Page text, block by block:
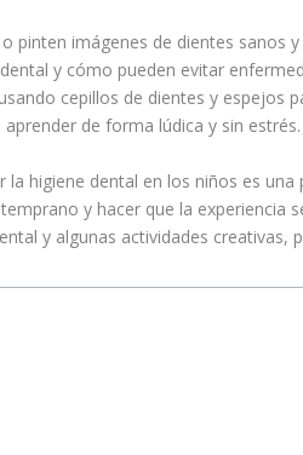
pinten imágenes de dientes sanos
y cómo pueden evitar
cepillos de dientes y espejos
de forma lúdica y sin estrés.
higiene dental en los niños es
y hacer que la experiencia
y algunas actividades creativas,